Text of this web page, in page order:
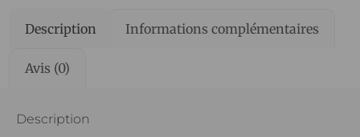
Description Informations complémentaires
Avis (0)
Description